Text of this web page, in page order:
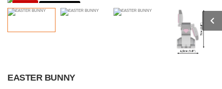
-3% 65 PIESE
EASTER BUNNY